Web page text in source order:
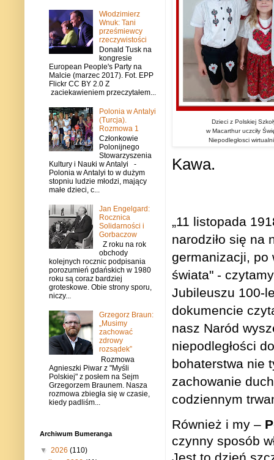
Dzieci z Polskiej
w Macarthur uczciły
Niepodległosci
Kawa.
„11 listopada
narodziło się na
germanizacji, po
świata" -
Jubileuszu 100-
dokumencie
nasz Naród
niepodległości
bohaterstwa nie
zachowanie
codziennym
Również i my –
czynny sposób
Włodzimierz
Wnuk: Tani
prześmiewcy
rzeczywistości
Donald Tusk na
kongresie
European People's Party na
Malcie (marzec 2017). Fot. EPP
Flickr CC BY 2.0 Z
zaciekawieniem przeczytałem...
Polonia w Antalyi
(Turcja).
Rozmowa 1
Członkowie
Polonijnego
Stowarzyszenia
Kultury i Nauki w Antalyi -
Polonia w Antalyi to w dużym
stopniu ludzie młodzi, mający
małe dzieci, c...
Jan Engelgard:
Rocznica
Solidarności i
Gorbaczow
Z roku na rok
obchody
kolejnych rocznic podpisania
porozumień gdańskich w 1980
roku są coraz bardziej
groteskowe. Obie strony sporu,
niczy...
Grzegorz Braun:
„Musimy
zachować
zdrowy
rozsądek”
Rozmowa
Agnieszki Piwar z "Myśli
Polskiej" z posłem na Sejm
Grzegorzem Braunem. Nasza
rozmowa zbiegła się w czasie,
kiedy padliśm...
Archiwum Bumeranga
▼ 2026 (110)